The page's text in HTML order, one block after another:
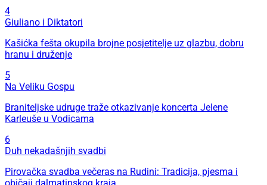
4
Giuliano i Diktatori
Kašićka fešta okupila brojne posjetitelje uz glazbu, dobru
hranu i druženje
5
Na Veliku Gospu
Braniteljske udruge traže otkazivanje koncerta Jelene
Karleuše u Vodicama
6
Duh nekadašnjih svadbi
Pirovačka svadba večeras na Rudini: Tradicija, pjesma i